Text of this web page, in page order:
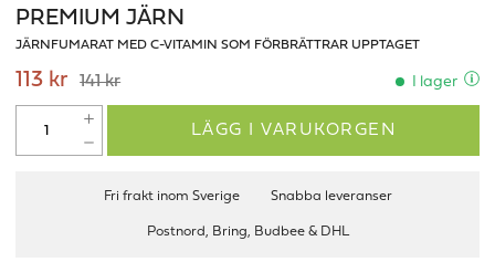
PREMIUM JÄRN
JÄRNFUMARAT MED C-VITAMIN SOM FÖRBRÄTTRAR UPPTAGET
113 kr 141 kr I lager
LÄGG I VARUKORGEN
Fri frakt inom Sverige Snabba leveranser
Postnord, Bring, Budbee & DHL